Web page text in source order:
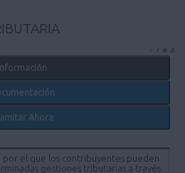
Ahora
por el que los contribuyentes pueden
gestiones tributarias a través